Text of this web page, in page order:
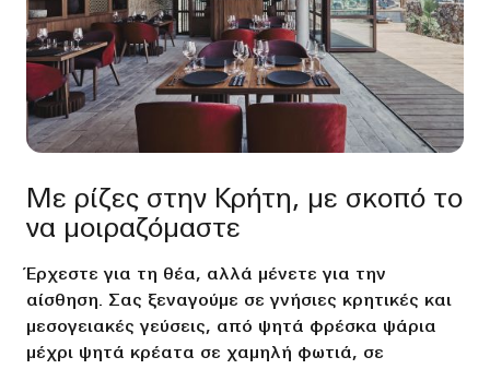
Με ρίζες στην Κρήτη, με σκοπό το
να μοιραζόμαστε
Έρχεστε για τη θέα, αλλά μένετε για την
αίσθηση. Σας ξεναγούμε σε γνήσιες κρητικές και
μεσογειακές γεύσεις, από ψητά φρέσκα ψάρια
μέχρι ψητά κρέατα σε χαμηλή φωτιά, σε